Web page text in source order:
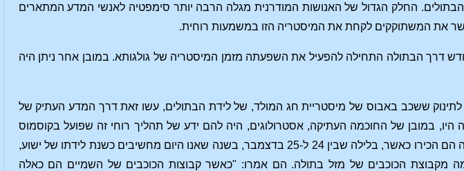
החלק הגדול של האנושות המודרנית מגלה הרבה יותר סימפטיה לאנשי המדע המתארים
את המשתוקקים לקחת את המיסטריה הזו במשמעות רוחית.
דרך הבתולה התחילה להפעיל את השפעתה מזמן המיסטריה של גולגותא. במובן אחר ניתן היה
ששכב באבוס של מיסטריית חג המולד, של לידת הבתולים, עשו זאת דרך המדע העתיק של
במובן של החוכמה העתיקה, אסטרולוגים, היה להם ידע של תהליך רוחי זה שפועל בקוסמוס
כאשר סימן מסוים מופיע בשמיים המכוכבים. סימן אחד כזה הם הכירו כאשר, בלילה שבין 24 ל-25 בדצמבר, בשנה שאנו היום מחשיבים כשנת לידתו של ישוע,
מקבוצת הכוכבים של מזל בתולה. הם אמרו: "כאשר קבוצות הכוכבים של השמיים הם כאלה